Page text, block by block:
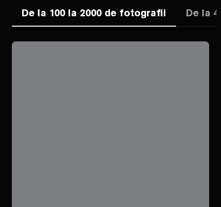
De la 100 la 2000 de fotografii De la